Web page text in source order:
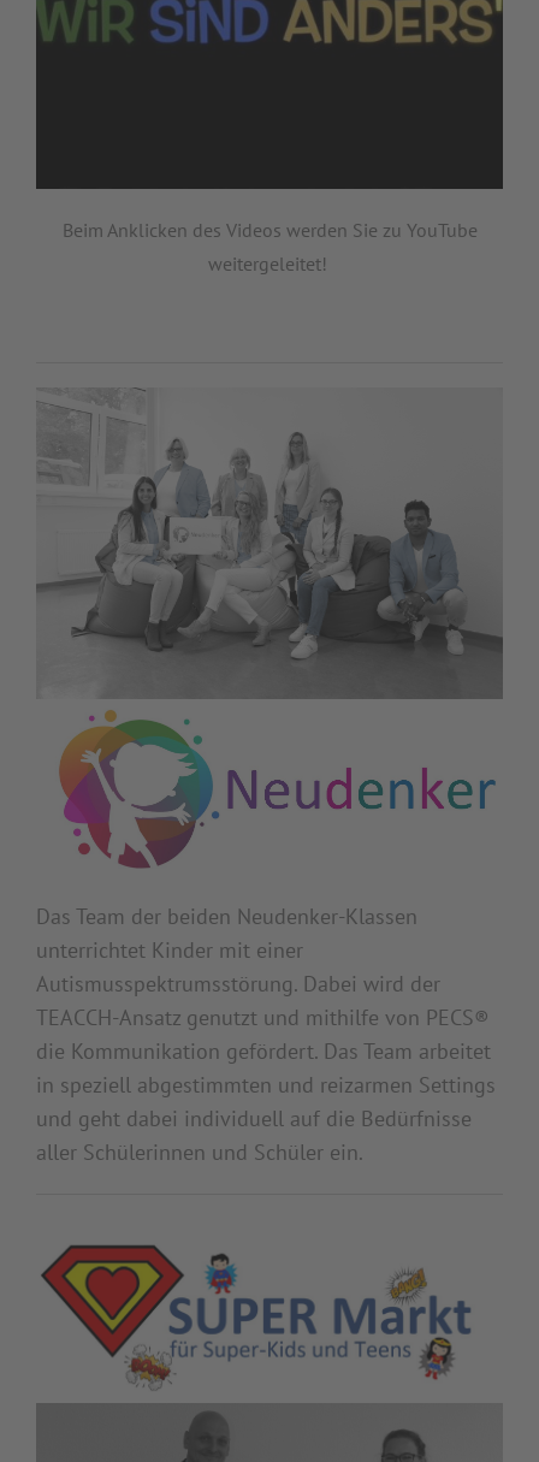
Beim Anklicken des Videos werden Sie zu YouTube
weitergeleitet!
Das Team der beiden Neudenker-Klassen
unterrichtet Kinder mit einer
Autismusspektrumsstörung. Dabei wird der
TEACCH-Ansatz genutzt und mithilfe von PECS®
die Kommunikation gefördert. Das Team arbeitet
in speziell abgestimmten und reizarmen Settings
und geht dabei individuell auf die Bedürfnisse
aller Schülerinnen und Schüler ein.